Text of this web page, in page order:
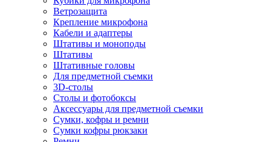
Ветрозащита
Крепление микрофона
Кабели и адаптеры
Штативы и моноподы
Штативы
Штативные головы
Для предметной съемки
3D-столы
Столы и фотобоксы
Аксессуары для предметной съемки
Сумки, кофры и ремни
Сумки кофры рюкзаки